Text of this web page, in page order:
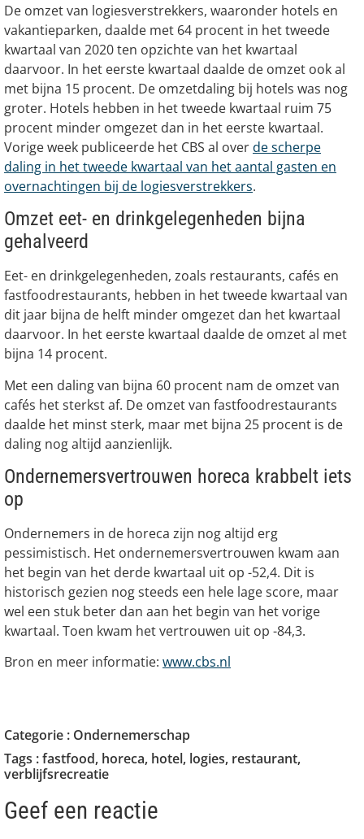
De omzet van logiesverstrekkers, waaronder hotels en
vakantieparken, daalde met 64 procent in het tweede
kwartaal van 2020 ten opzichte van het kwartaal
daarvoor. In het eerste kwartaal daalde de omzet ook al
met bijna 15 procent. De omzetdaling bij hotels was nog
groter. Hotels hebben in het tweede kwartaal ruim 75
procent minder omgezet dan in het eerste kwartaal.
Vorige week publiceerde het CBS al overde scherpe
daling in het tweede kwartaal van het aantal gasten en
overnachtingen bij de logiesverstrekkers.
Omzet eet- en drinkgelegenheden bijna
gehalveerd
Eet- en drinkgelegenheden, zoals restaurants, cafés en
fastfoodrestaurants, hebben in het tweede kwartaal van
dit jaar bijna de helft minder omgezet dan het kwartaal
daarvoor. In het eerste kwartaal daalde de omzet al met
bijna 14 procent.
Met een daling van bijna 60 procent nam de omzet van
cafés het sterkst af. De omzet van fastfoodrestaurants
daalde het minst sterk, maar met bijna 25 procent is de
daling nog altijd aanzienlijk.
Ondernemersvertrouwen horeca krabbelt iets
op
Ondernemers in de horeca zijn nog altijd erg
pessimistisch. Het ondernemersvertrouwen kwam aan
het begin van het derde kwartaal uit op -52,4. Dit is
historisch gezien nog steeds een hele lage score, maar
wel een stuk beter dan aan het begin van het vorige
kwartaal. Toen kwam het vertrouwen uit op -84,3.
Bron en meer informatie: www.cbs.nl
Categorie : Ondernemerschap
Tags :fastfood, horeca, hotel, logies, restaurant,
verblijfsrecreatie
Geef een reactie